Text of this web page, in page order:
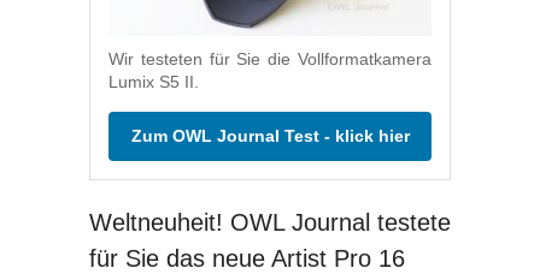
Wir testeten für Sie die Vollformatkamera
Lumix S5 II.
Zum OWL Journal Test - klick hier
Weltneuheit! OWL Journal testete
für Sie das neue Artist Pro 16